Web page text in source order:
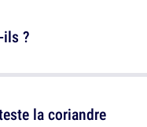
la coriandre
?